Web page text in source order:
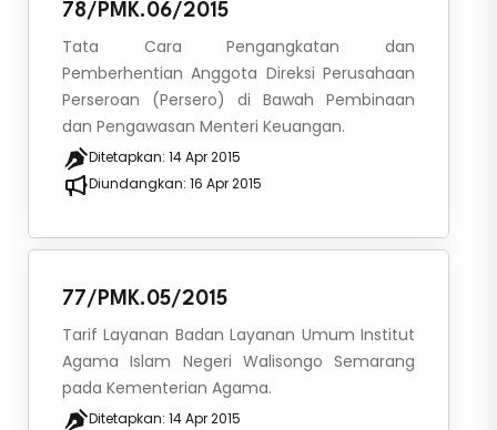
78/PMK.06/2015
Tata Cara Pengangkatan dan
Pemberhentian Anggota Direksi Perusahaan
Perseroan (Persero) di Bawah Pembinaan
dan Pengawasan Menteri Keuangan.
Ditetapkan: 14 Apr 2015
Diundangkan: 16 Apr 2015
77/PMK.05/2015
Tarif Layanan Badan Layanan Umum Institut
Agama Islam Negeri Walisongo Semarang
pada Kementerian Agama.
Ditetapkan: 14 Apr 2015